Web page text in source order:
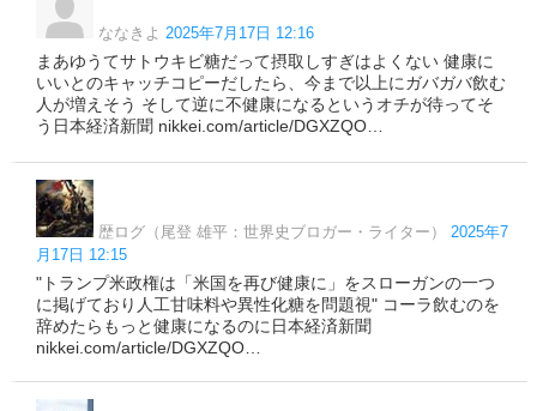
ななきよ 2025年7月17日 12:16
まあゆうてサトウキビ糖だって摂取しすぎはよくない 健康に
いいとのキャッチコピーだしたら、今まで以上にガバガバ飲む
人が増えそう そして逆に不健康になるというオチが待ってそ
う日本経済新聞 nikkei.com/article/DGXZQO…
歴ログ（尾登 雄平：世界史ブロガー・ライター）
2025年7
月17日 12:15
"トランプ米政権は「米国を再び健康に」をスローガンの一つ
に掲げており人工甘味料や異性化糖を問題視" コーラ飲むのを
辞めたらもっと健康になるのに日本経済新聞
nikkei.com/article/DGXZQO…